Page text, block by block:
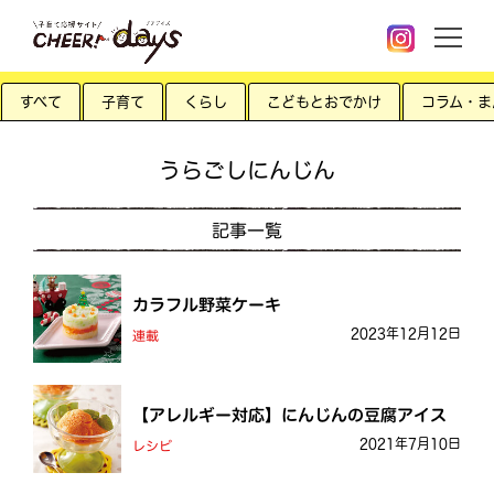
すべて 子育て くらし こどもとおでかけ コラム・
うらごしにんじん
記事一覧
カラフル野菜ケーキ
連載 2023年12月12日
【アレルギー対応】にんじんの豆腐アイス
レシピ 2021年7月10日